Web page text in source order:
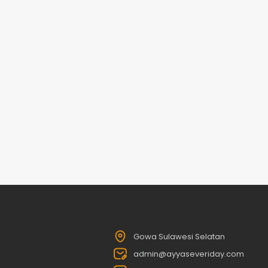
Gowa Sulawesi Selatan
admin@ayyaseveriday.com